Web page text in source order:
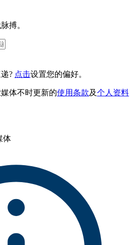
搏。
? 点击设置您的偏好。
体不时更新的使用条款及个人资料
体